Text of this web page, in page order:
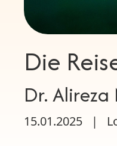
Die
Dr.
15.01.2025 |